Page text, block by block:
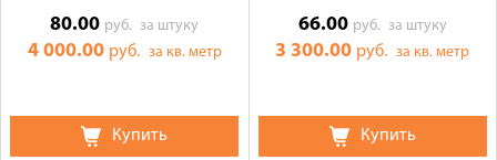
80.00 руб.за штуку
4 000.00 руб. за кв. метр
Купить
66.00 руб. за штуку
3 300.00 руб.за кв. метр
Купить